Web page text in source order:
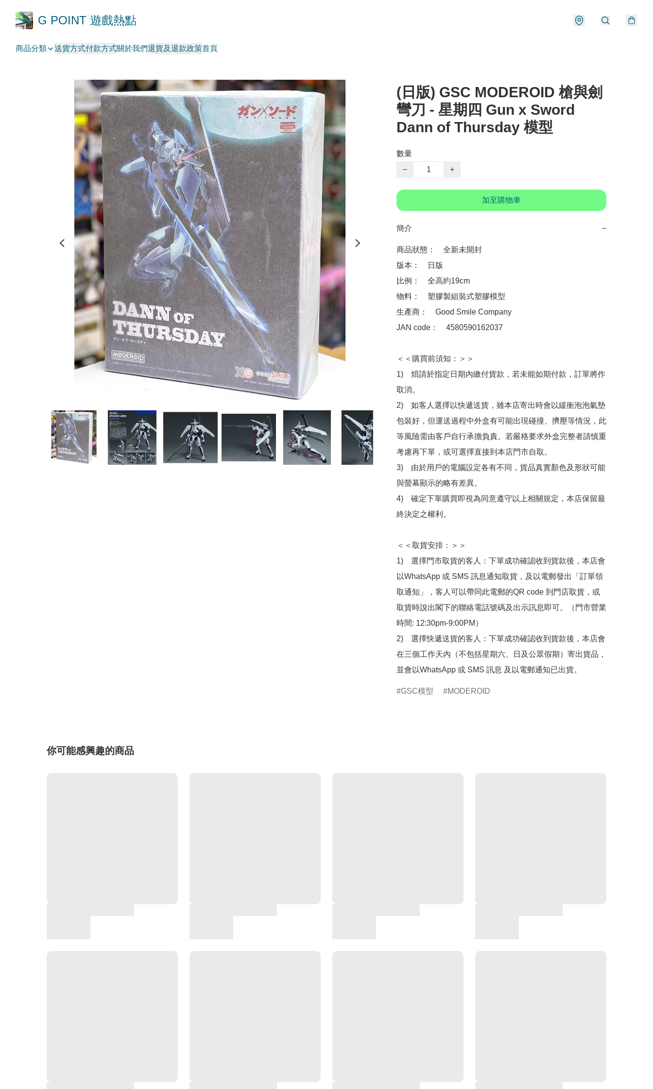
G POINT 遊戲熱點
商品分類 送貨方式付款方式關於我們退貨及退款政策首頁
(日版) GSC MODEROID 槍與劍
彎刀 - 星期四 Gun x Sword
Dann of Thursday 模型
數量
−
+
加至購物車
簡介 −
商品狀態：　全新未開封
版本：　日版
比例：　全高約19cm
物料：　塑膠製組裝式塑膠模型
生產商：　Good Smile Company
JAN code：　4580590162037
＜＜購買前須知：＞＞
1)　煩請於指定日期內繳付貨款，若未能如期付款，訂單將作
取消。
2)　如客人選擇以快遞送貨，雖本店寄出時會以緩衝泡泡氣墊
包裝好，但運送過程中外盒有可能出現碰撞、擠壓等情況，此
等風險需由客戶自行承擔負責。若嚴格要求外盒完整者請慎重
考慮再下單，或可選擇直接到本店門市自取。
3)　由於用戶的電腦設定各有不同，貨品真實顏色及形狀可能
與螢幕顯示的略有差異。
4)　確定下單購買即視為同意遵守以上相關規定，本店保留最
終決定之權利。
＜＜取貨安排：＞＞
1)　選擇門市取貨的客人：下單成功確認收到貨款後，本店會
以WhatsApp 或 SMS 訊息通知取貨，及以電郵發出「訂單領
取通知」，客人可以帶同此電郵的QR code 到門店取貨，或
取貨時說出閣下的聯絡電話號碼及出示訊息即可。（門市營業
時間: 12:30pm-9:00PM）
2)　選擇快遞送貨的客人：下單成功確認收到貨款後，本店會
在三個工作天內（不包括星期六、日及公眾假期）寄出貨品，
並會以WhatsApp 或 SMS 訊息 及以電郵通知已出貨。
GSC模型 MODEROID
你可能感興趣的商品